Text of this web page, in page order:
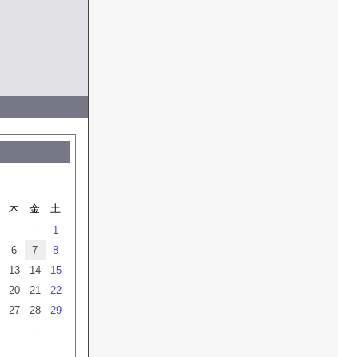
木 金
土
- -
1
6 7
8
13 14
15
20 21
22
27 28
29
- -
-